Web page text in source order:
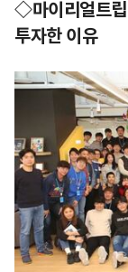
◇마이리얼트립
투자한 이유